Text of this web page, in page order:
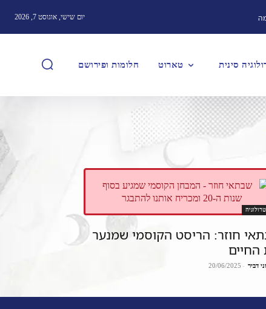
יום שישי, אוגוסט 7, 2026
סינית טארוט חלומות ופירושם
חוזר: הריסט הקוסמי שמנער
דביר -
20/06/2025